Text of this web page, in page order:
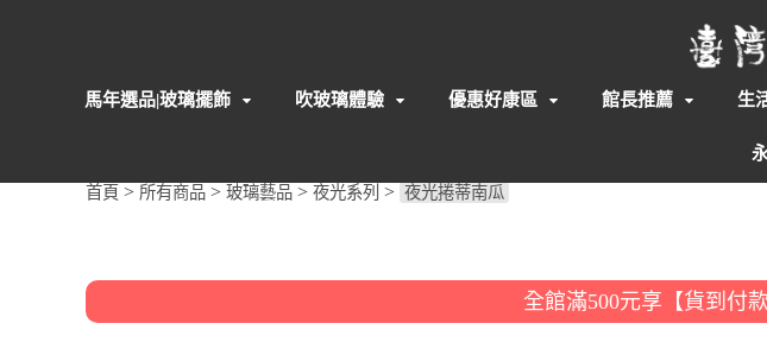
馬年選品|玻璃擺飾 吹玻璃體驗 優惠好康區 館長推薦 生
首頁 > 所有商品 > 玻璃藝品 > 夜光系列 > 夜光捲蒂南瓜
全館滿500元享【貨到付